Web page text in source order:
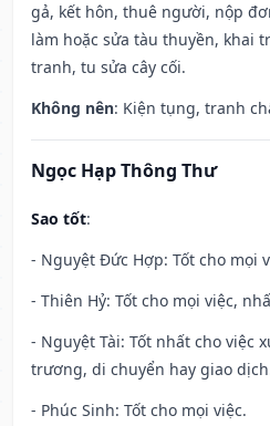
gả, kết hôn, thuê người, nộp
làm hoặc sửa tàu thuyền, khai
tranh, tu sửa cây cối.
Không nên: Kiện tụng, tranh
Ngọc Hạp Thông Thư
Sao tốt:
- Nguyệt Đức Hợp: Tốt cho mọi
- Thiên Hỷ: Tốt cho mọi việc,
- Nguyệt Tài: Tốt nhất cho việc
trương, di chuyển hay giao
- Phúc Sinh: Tốt cho mọi việc.